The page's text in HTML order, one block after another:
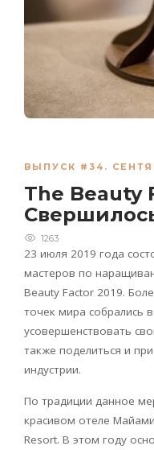
ВЫПУСК #34.
The Beauty
1263
23 июля 2019 года
мастеров по
Beauty Factor 2019.
точек мира собрались
усовершенствовать
также поделиться и
индустрии.
По традиции данное
красивом отеле
Resort. В этом году